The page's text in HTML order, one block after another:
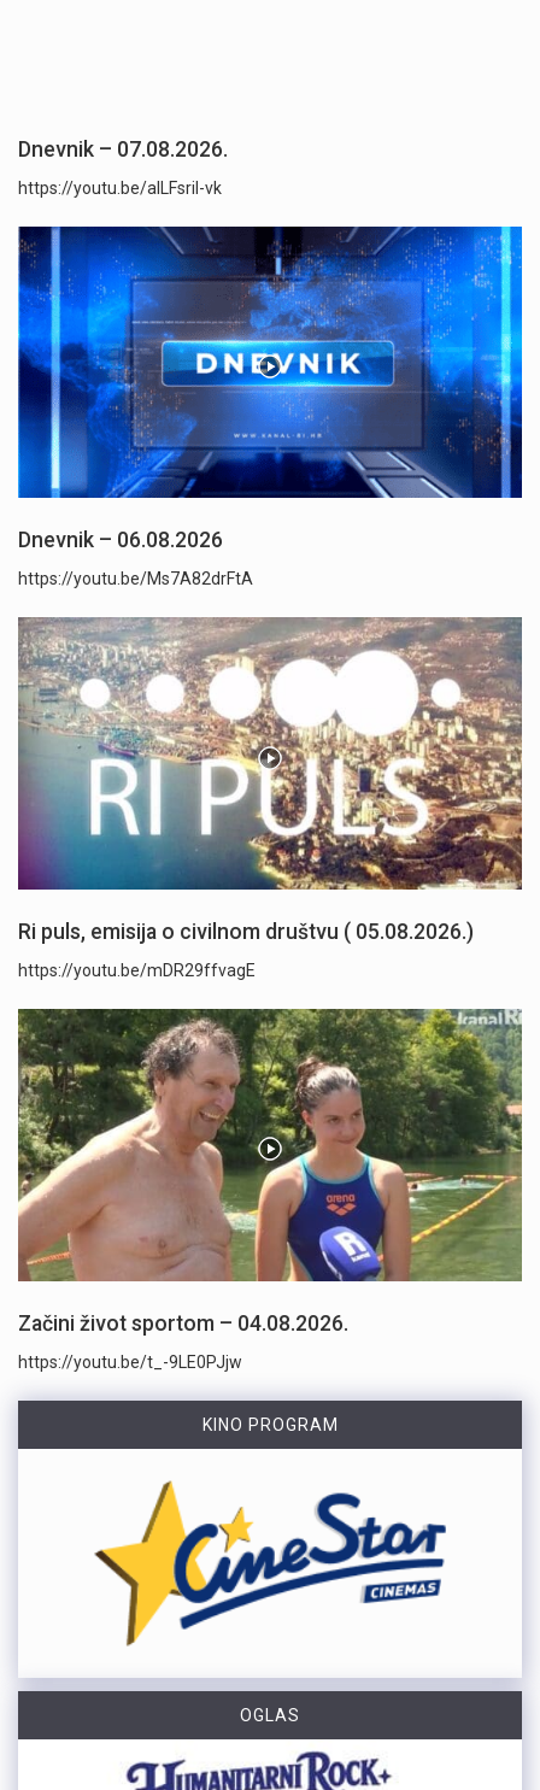
Dnevnik – 07.08.2026.
https://youtu.be/aILFsriI-vk
Dnevnik – 06.08.2026
https://youtu.be/Ms7A82drFtA
Ri puls, emisija o civilnom društvu ( 05.08.2026.)
https://youtu.be/mDR29ffvagE
Začini život sportom – 04.08.2026.
https://youtu.be/t_-9LE0PJjw
KINO PROGRAM
OGLAS